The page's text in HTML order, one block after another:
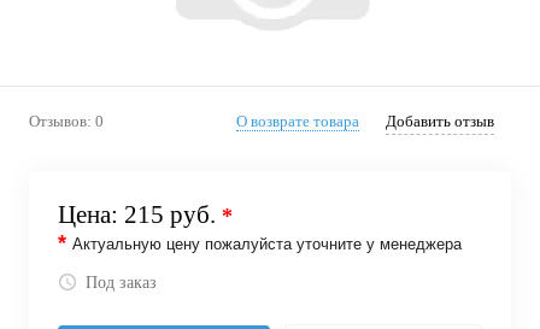
Отзывов: 0 О возврате товара Добавить отзыв
Цена: 215 руб. *
* Актуальную цену пожалуйста уточните у менеджера
Под заказ